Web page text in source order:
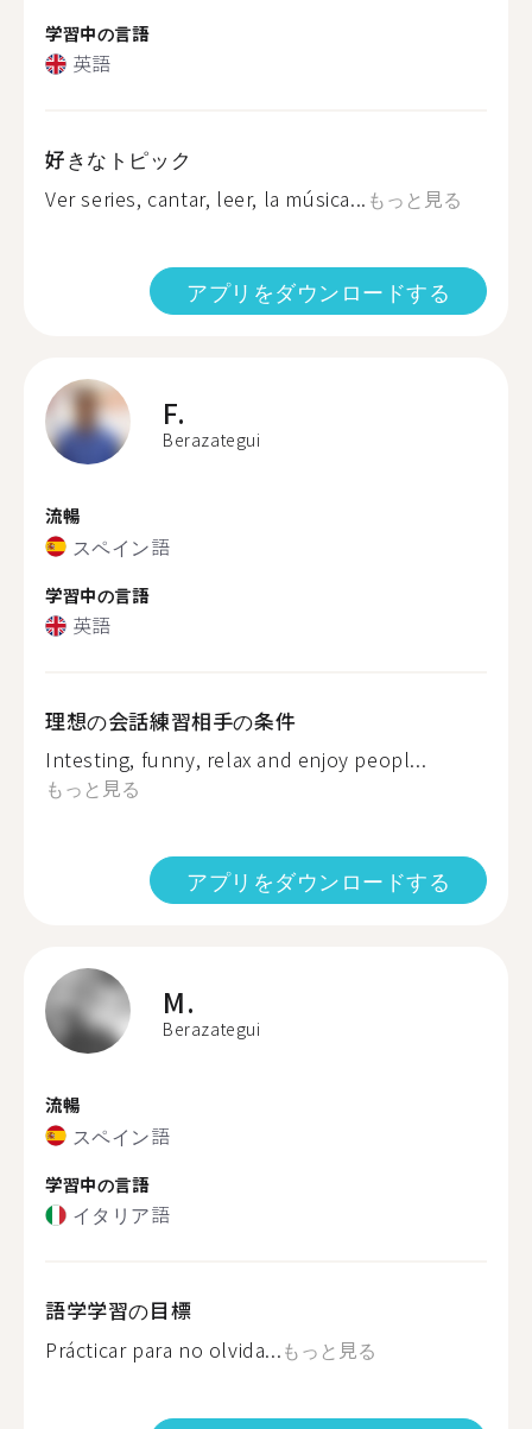
学習中の言語
英語
好きなトピック
Ver series, cantar, leer, la música... もっと見る
アプリをダウンロードする
F.
Berazategui
流暢
スペイン語
学習中の言語
英語
理想の会話練習相手の条件
Intesting, funny, relax and enjoy peopl...
もっと見る
アプリをダウンロードする
M.
Berazategui
流暢
スペイン語
学習中の言語
イタリア語
語学学習の目標
Prácticar para no olvida...もっと見る